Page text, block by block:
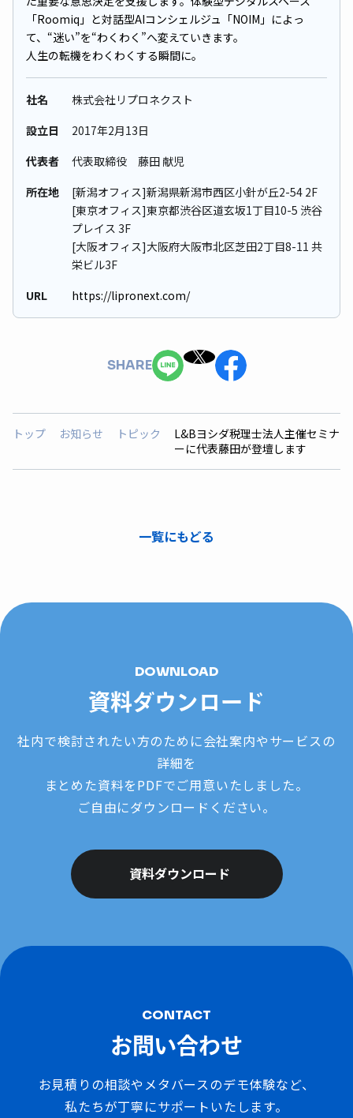
「Roomiq」と対話型AIコンシェルジュ「NOIM」によっ
て、“迷い”を“わくわく”へ変えていきます。
人生の転機をわくわくする瞬間に。
社名
株式会社リプロネクスト
設立日
2017年2⽉13⽇
代表者
代表取締役 藤田 献児
所在地
[新潟オフィス]新潟県新潟市西区小針が丘2-54 2F
[東京オフィス]東京都渋谷区道玄坂1丁目10-5 渋谷
プレイス 3F
[大阪オフィス]大阪府大阪市北区芝田2丁目8-11 共
栄ビル3F
URL
https://lipronext.com/
SHARE
トップ お知らせ トピック
L&Bヨシダ税理士法人主催セミナ
ーに代表藤田が登壇します
一覧にもどる
DOWNLOAD
資料ダウンロード
社内で検討されたい方のために会社案内やサービスの
詳細を
まとめた資料をPDFでご用意いたしました。
ご自由にダウンロードください。
資料ダウンロード
CONTACT
お問い合わせ
お見積りの相談やメタバースのデモ体験など、
私たちが丁寧にサポートいたします。